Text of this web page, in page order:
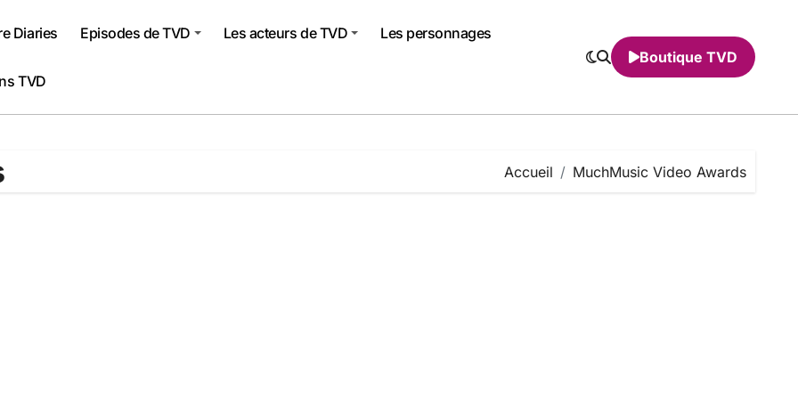
Diaries Episodes de TVD Les acteurs de TVD Les personnages
TVD
Boutique TVD
Accueil MuchMusic Video Awards